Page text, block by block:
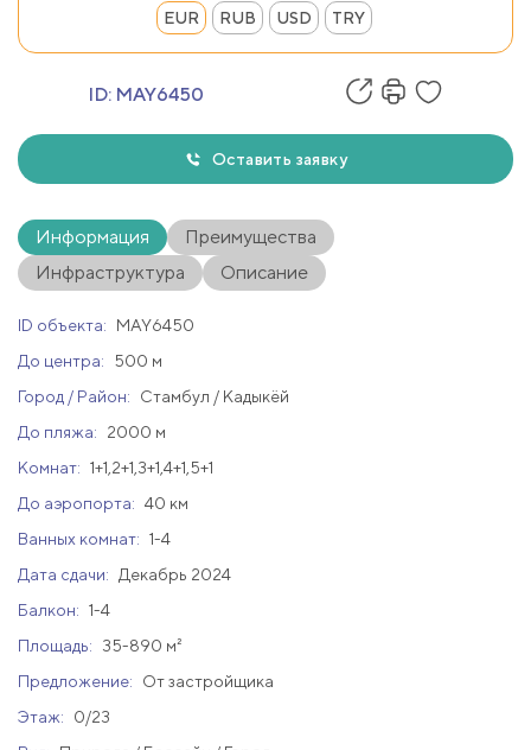
EUR RUB USD TRY
ID: MAY6450
Оставить заявку
Информация
Преимущества
Инфраструктура
Описание
ID объекта:
MAY6450
До центра:
500 м
Город / Район:
Стамбул / Кадыкёй
До пляжа:
2000 м
Комнат: 1+1,2+1,3+1,4+1,5+1
До аэропорта: 40 км
Ванных комнат: 1-4
Дата сдачи:
Декабрь 2024
Балкон: 1-4
Площадь:
35-890 м²
Предложение:
От застройщика
Этаж:
0/23